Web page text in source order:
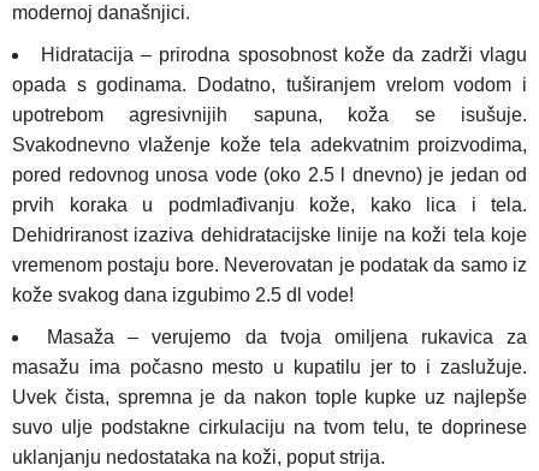
modernoj današnjici.
Hidratacija – prirodna sposobnost kože da zadrži vlagu
opada s godinama. Dodatno, tuširanjem vrelom vodom i
upotrebom agresivnijih sapuna, koža se isušuje.
Svakodnevno vlaženje kože tela adekvatnim proizvodima,
pored redovnog unosa vode (oko 2.5 l dnevno) je jedan od
prvih koraka u podmlađivanju kože, kako lica i tela.
Dehidriranost izaziva dehidratacijske linije na koži tela koje
vremenom postaju bore. Neverovatan je podatak da samo iz
kože svakog dana izgubimo 2.5 dl vode!
Masaža – verujemo da tvoja omiljena rukavica za
masažu ima počasno mesto u kupatilu jer to i zaslužuje.
Uvek čista, spremna je da nakon tople kupke uz najlepše
suvo ulje podstakne cirkulaciju na tvom telu, te doprinese
uklanjanju nedostataka na koži, poput strija.